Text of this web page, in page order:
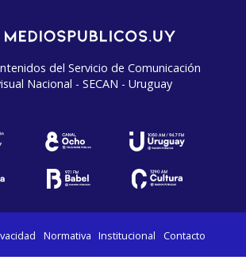
del Servicio de Comunicación
Nacional - SECAN - Uruguay
Normativa Institucional Contacto